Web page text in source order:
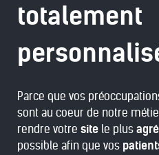
totalement
Parce que vos
sont au coeur de notre
rendre votre site le plus
possible afin que vos